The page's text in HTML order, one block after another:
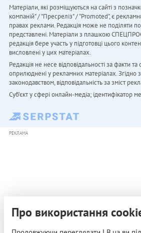
Матеріали, які розміщуються на сайті з
компаній" / "Пресреліз" / "Promoted", є
правах реклами. Редакція може не поділяти
представлені. Матеріали з плашкою
редакція бере участь у підготовці цього
висловлені у цих матеріалах.
Редакція не несе відповідальності за факти
оприлюднені у рекламних матеріалах. Згідно
законодавством, відповідальність за зміст
Cуб'єкт у сфері онлайн-медіа; ідентифікатор
РЕКЛАМА
Про використання